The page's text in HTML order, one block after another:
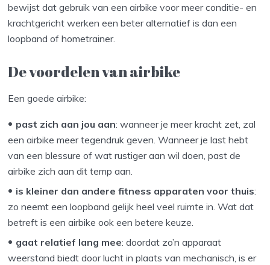
bewijst dat gebruik van een airbike voor meer conditie- en
krachtgericht werken een beter alternatief is dan een
loopband of hometrainer.
De voordelen van airbike
Een goede airbike:
past zich aan jou aan: wanneer je meer kracht zet, zal
een airbike meer tegendruk geven. Wanneer je last hebt
van een blessure of wat rustiger aan wil doen, past de
airbike zich aan dit temp aan.
is kleiner dan andere fitness apparaten voor thuis:
zo neemt een loopband gelijk heel veel ruimte in. Wat dat
betreft is een airbike ook een betere keuze.
gaat relatief lang mee: doordat zo’n apparaat
weerstand biedt door lucht in plaats van mechanisch, is er